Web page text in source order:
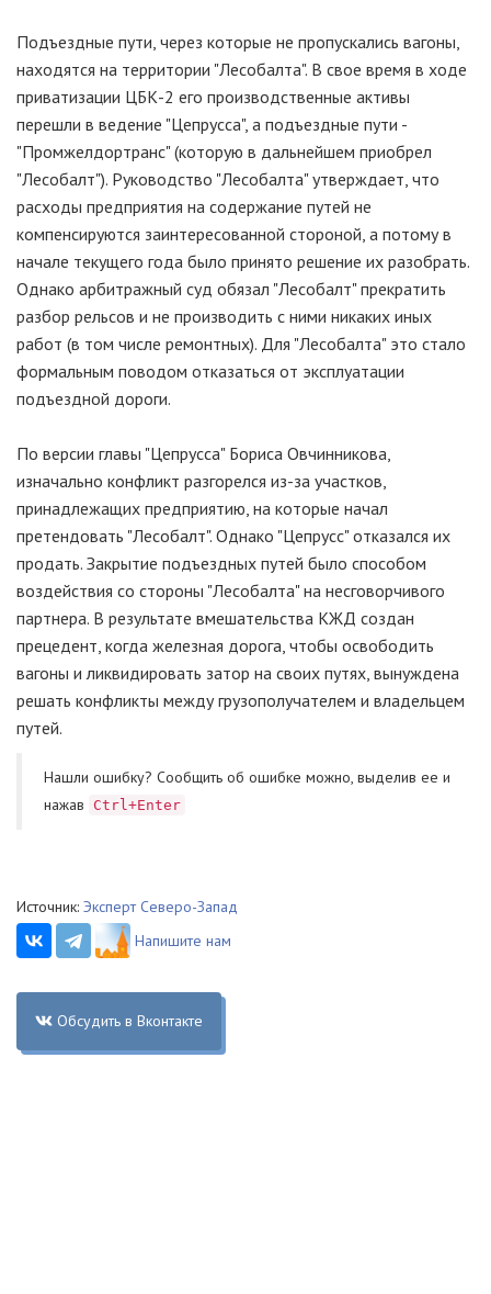
Подъездные пути, через которые не пропускались вагоны,
находятся на территории "Лесобалта". В свое время в ходе
приватизации ЦБК-2 его производственные активы
перешли в ведение "Цепрусса", а подъездные пути -
"Промжелдортранс" (которую в дальнейшем приобрел
"Лесобалт"). Руководство "Лесобалта" утверждает, что
расходы предприятия на содержание путей не
компенсируются заинтересованной стороной, а потому в
начале текущего года было принято решение их разобрать.
Однако арбитражный суд обязал "Лесобалт" прекратить
разбор рельсов и не производить с ними никаких иных
работ (в том числе ремонтных). Для "Лесобалта" это стало
формальным поводом отказаться от эксплуатации
подъездной дороги.
По версии главы "Цепрусса" Бориса Овчинникова,
изначально конфликт разгорелся из-за участков,
принадлежащих предприятию, на которые начал
претендовать "Лесобалт". Однако "Цепрусс" отказался их
продать. Закрытие подъездных путей было способом
воздействия со стороны "Лесобалта" на несговорчивого
партнера. В результате вмешательства КЖД создан
прецедент, когда железная дорога, чтобы освободить
вагоны и ликвидировать затор на своих путях, вынуждена
решать конфликты между грузополучателем и владельцем
путей.
Нашли ошибку? Cообщить об ошибке можно, выделив ее и
нажав
Ctrl+Enter
Источник: Эксперт Северо-Запад
Напишите нам
Обсудить в Вконтакте